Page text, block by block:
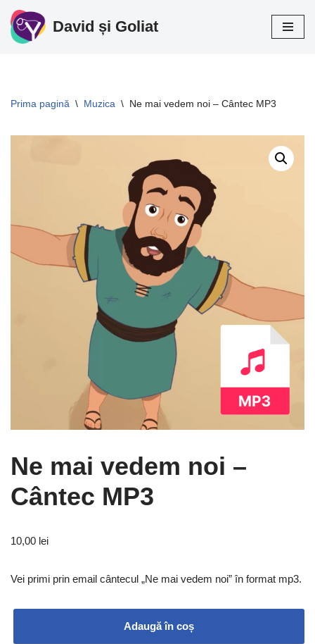
Sari
David și Goliat
Prima pagină \ Muzica \ Ne mai vedem noi – Cântec MP3
Ne mai vedem noi –
Cântec MP3
10,00 lei
Vei primi prin email cântecul „Ne mai vedem noi” în format mp3.
Adaugă în coș